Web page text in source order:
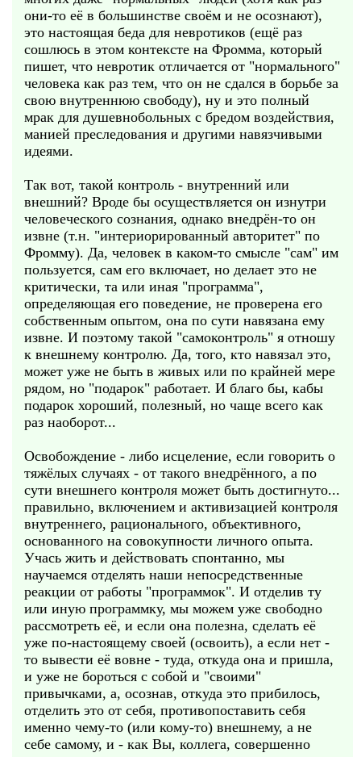
они-то её в большинстве своём и не осознают),
это настоящая беда для невротиков (ещё раз
сошлюсь в этом контексте на Фромма, который
пишет, что невротик отличается от "нормального"
человека как раз тем, что он не сдался в борьбе за
свою внутреннюю свободу), ну и это полный
мрак для душевнобольных с бредом воздействия,
манией преследования и другими навязчивыми
идеями.
Так вот, такой контроль - внутренний или
внешний? Вроде бы осуществляется он изнутри
человеческого сознания, однако внедрён-то он
извне (т.н. "интериорированный авторитет" по
Фромму). Да, человек в каком-то смысле "сам" им
пользуется, сам его включает, но делает это не
критически, та или иная "программа",
определяющая его поведение, не проверена его
собственным опытом, она по сути навязана ему
извне. И поэтому такой "самоконтроль" я отношу
к внешнему контролю. Да, того, кто навязал это,
может уже не быть в живых или по крайней мере
рядом, но "подарок" работает. И благо бы, кабы
подарок хороший, полезный, но чаще всего как
раз наоборот...
Освобождение - либо исцеление, если говорить о
тяжёлых случаях - от такого внедрённого, а по
сути внешнего контроля может быть достигнуто...
правильно, включением и активизацией контроля
внутреннего, рационального, объективного,
основанного на совокупности личного опыта.
Учась жить и действовать спонтанно, мы
научаемся отделять наши непосредственные
реакции от работы "программок". И отделив ту
или иную программку, мы можем уже свободно
рассмотреть её, и если она полезна, сделать её
уже по-настоящему своей (освоить), а если нет -
то вывести её вовне - туда, откуда она и пришла,
и уже не бороться с собой и "своими"
привычками, а, осознав, откуда это прибилось,
отделить это от себя, противопоставить себя
именно чему-то (или кому-то) внешнему, а не
себе самому, и - как Вы, коллега, совершенно